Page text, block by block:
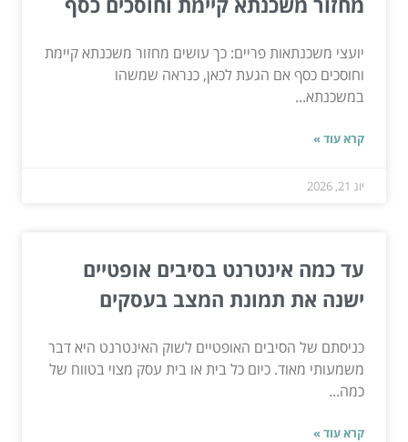
יועצי משכנתאות פריים: כך עושים מחזור משכנתא קיימת
וחוסכים כסף אם הגעת לכאן, כנראה שמשהו
במשכנתא...
קרא עוד »
יונ 21, 2026
עד כמה אינטרנט בסיבים אופטיים
ישנה את תמונת המצב בעסקים
כניסתם של הסיבים האופטיים לשוק האינטרנט היא דבר
משמעותי מאוד. כיום כל בית או בית עסק מצוי בטווח של
כמה...
קרא עוד »